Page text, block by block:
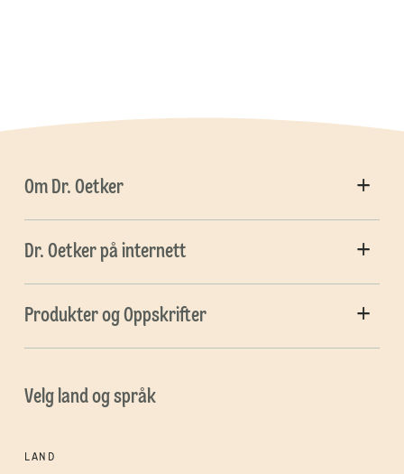
Om Dr. Oetker
Dr. Oetker på internett
Produkter og Oppskrifter
Velg land og språk
LAND